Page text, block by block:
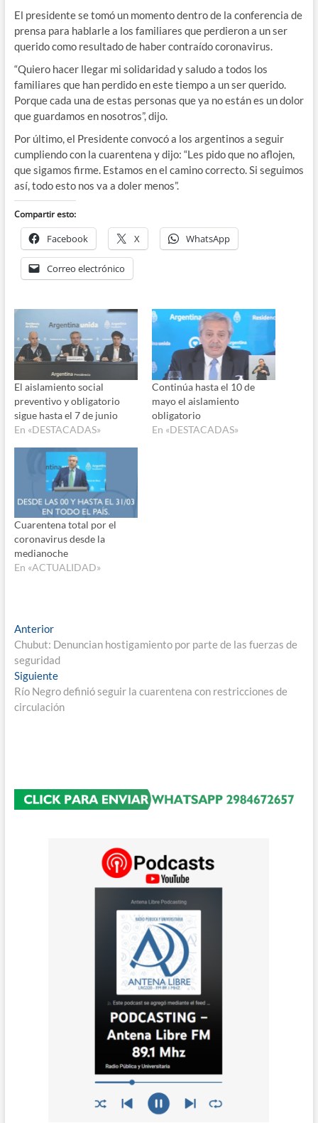
El presidente se tomó un momento dentro de la conferencia de
prensa para hablarle a los familiares que perdieron a un ser
querido como resultado de haber contraído coronavirus.
“Quiero hacer llegar mi solidaridad y saludo a todos los
familiares que han perdido en este tiempo a un ser querido.
Porque cada una de estas personas que ya no están es un dolor
que guardamos en nosotros”, dijo.
Por último, el Presidente convocó a los argentinos a seguir
cumpliendo con la cuarentena y dijo: “Les pido que no aflojen,
que sigamos firme. Estamos en el camino correcto. Si seguimos
así, todo esto nos va a doler menos”.
Compartir esto:
Facebook X WhatsApp
Correo electrónico
El aislamiento social
preventivo y obligatorio
sigue hasta el 7 de junio
En «DESTACADAS»
Continúa hasta el 10 de
mayo el aislamiento
obligatorio
En «DESTACADAS»
Cuarentena total por el
coronavirus desde la
medianoche
En «ACTUALIDAD»
Navegación
de
entradas
AnteriorEntrada
anterior:
Chubut: Denuncian hostigamiento por parte de las fuerzas de
seguridad
SiguienteEntrada
siguiente:
Río Negro definió seguir la cuarentena con restricciones de
circulación